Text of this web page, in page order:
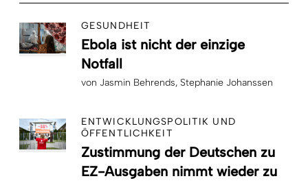
GESUNDHEIT
Ebola ist nicht der einzige
Notfall
von Jasmin Behrends Stephanie Johanssen
ENTWICKLUNGSPOLITIK UND
ÖFFENTLICHKEIT
Zustimmung der Deutschen zu
EZ-Ausgaben nimmt wieder zu